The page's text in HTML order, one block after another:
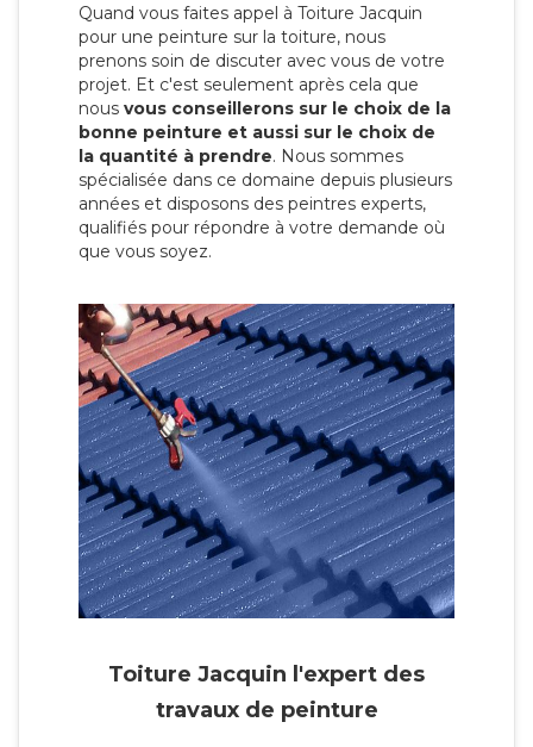
Quand vous faites appel à Toiture Jacquin
pour une peinture sur la toiture, nous
prenons soin de discuter avec vous de votre
projet. Et c'est seulement après cela que
nous vous conseillerons sur le choix de la
bonne peinture et aussi sur le choix de
la quantité à prendre. Nous sommes
spécialisée dans ce domaine depuis plusieurs
années et disposons des peintres experts,
qualifiés pour répondre à votre demande où
que vous soyez.
Toiture Jacquin l'expert des
travaux de peinture